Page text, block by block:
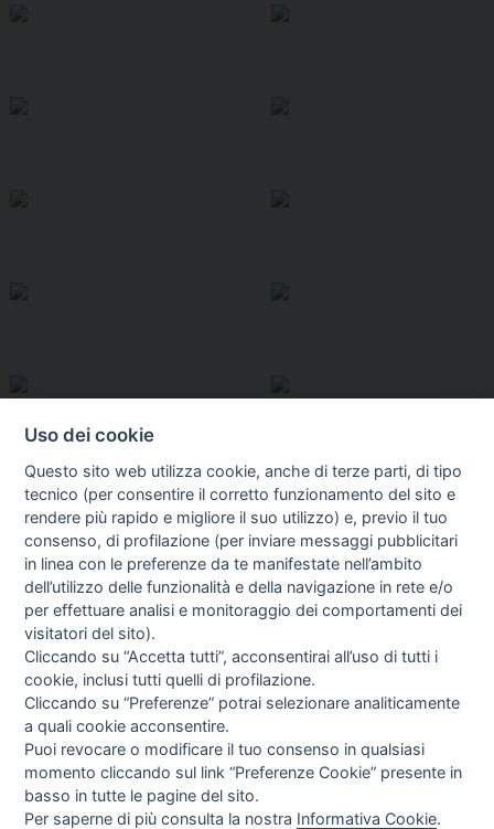
I libri Vedi tutti
Uso dei cookie
Questo sito web utilizza cookie, anche di terze parti, di tipo
tecnico (per consentire il corretto funzionamento del sito e
rendere più rapido e migliore il suo utilizzo) e, previo il tuo
consenso, di profilazione (per inviare messaggi pubblicitari
in linea con le preferenze da te manifestate nell’ambito
dell’utilizzo delle funzionalità e della navigazione in rete e/o
per effettuare analisi e monitoraggio dei comportamenti dei
visitatori del sito).
Cliccando su “Accetta tutti”, acconsentirai all’uso di tutti i
cookie, inclusi tutti quelli di profilazione.
Cliccando su “Preferenze” potrai selezionare analiticamente
a quali cookie acconsentire.
Puoi revocare o modificare il tuo consenso in qualsiasi
momento cliccando sul link “Preferenze Cookie” presente in
basso in tutte le pagine del sito.
Per saperne di più consulta la nostra Informativa Cookie.